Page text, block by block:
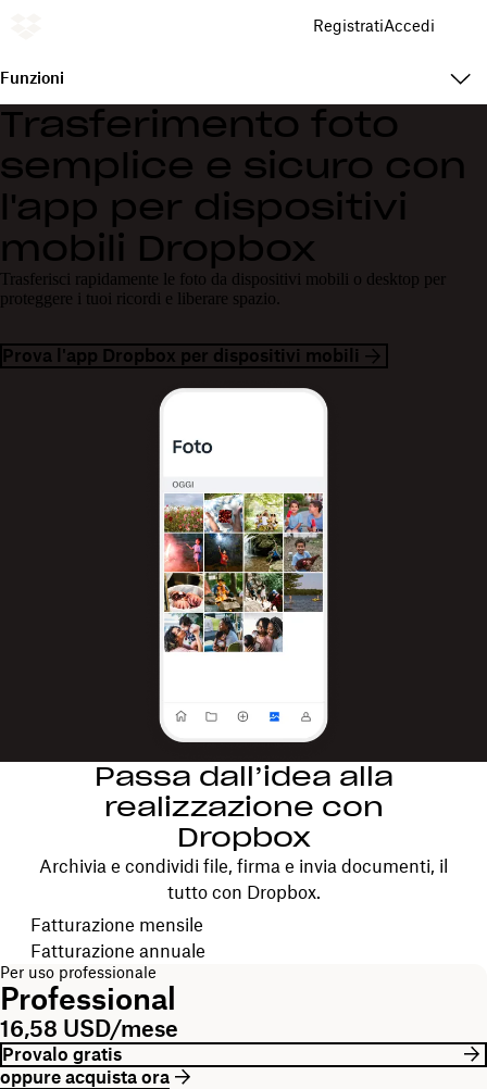
RegistratiAccedi
Funzioni
Trasferimento foto
semplice e sicuro con
l'app per dispositivi
mobili Dropbox
Trasferisci rapidamente le foto da dispositivi mobili o desktop per
proteggere i tuoi ricordi e liberare spazio.
Prova l'app Dropbox per dispositivi mobili
Passa dall’idea alla
realizzazione con
Dropbox
Archivia e condividi file, firma e invia documenti, il
tutto con Dropbox.
Scegli il ciclo di fatturazione
Fatturazione mensile
Fatturazione annuale
Per uso professionale
Professional
16,58 USD/mese
Provalo gratis
oppure acquista ora